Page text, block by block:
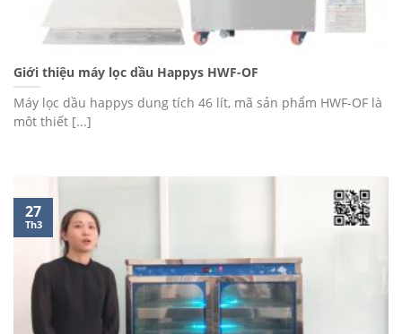
Giới thiệu máy lọc dầu Happys HWF-OF
Máy lọc dầu happys dung tích 46 lít, mã sản phẩm HWF-OF là
môt thiết [...]
27
Th3